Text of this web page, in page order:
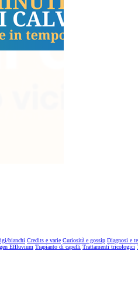
bianchi Credits e varie Curiosità e gossip Diagnosi e
Effluvium Trapianto di capelli Trattamenti tricologici